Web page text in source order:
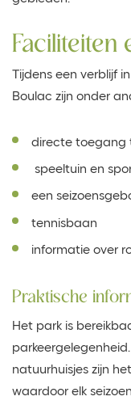
Faciliteiten
Tijdens een verblijf
Boulac zijn onder
directe toegang
speeltuin en
een
tennisbaan
informatie over
Praktische
Het park is
natuurhuisjes zijn
waardoor elk